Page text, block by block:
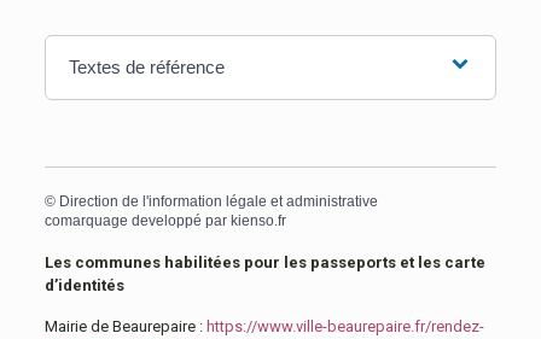
Textes de référence
© Direction de l'information légale et administrative
comarquage developpé par kienso.fr
Les communes habilitées pour les passeports et les carte
d’identités
Mairie de Beaurepaire : https://www.ville-beaurepaire.fr/rendez-